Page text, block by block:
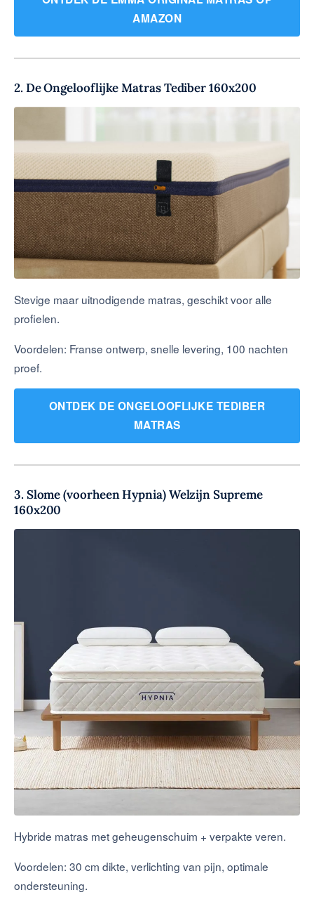
AMAZON
2. De Ongelooflijke Matras Tediber 160x200
Stevige maar uitnodigende matras, geschikt voor alle
profielen.
Voordelen: Franse ontwerp, snelle levering, 100 nachten
proef.
ONTDEK DE ONGELOOFLIJKE TEDIBER
MATRAS
3. Slome (voorheen Hypnia) Welzijn Supreme
160x200
Hybride matras met geheugenschuim + verpakte veren.
Voordelen: 30 cm dikte, verlichting van pijn, optimale
ondersteuning.